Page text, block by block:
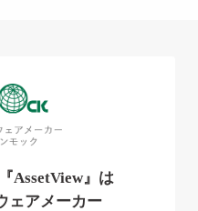
AssetView』は
ェアメーカー